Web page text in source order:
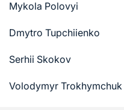
Mykola Polovyi
Dmytro Tupchiienko
Serhii Skokov
Volodymyr Trokhymchuk